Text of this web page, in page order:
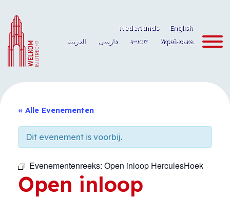
naar
de
inhoud
Nederlands
English
العربية
فارسی ትግርኛ Українська
« Alle Evenementen
Dit evenement is voorbij.
Evenementenreeks: Open inloop HerculesHoek
Open inloop